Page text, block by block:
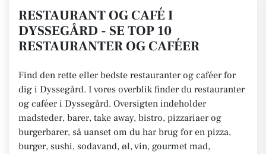
RESTAURANT OG CAFÉ I
DYSSEGÅRD - SE TOP 10
RESTAURANTER OG CAFÉER
Find den rette eller bedste restauranter og caféer for
dig i Dyssegård. I vores overblik finder du restauranter
og caféer i Dyssegård. Oversigten indeholder
madsteder, barer, take away, bistro, pizzariaer og
burgerbarer, så uanset om du har brug for en pizza,
burger, sushi, sodavand, øl, vin, gourmet mad,